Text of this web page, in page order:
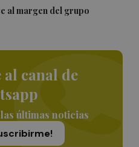
al margen del grupo
al canal de
últimas noticias